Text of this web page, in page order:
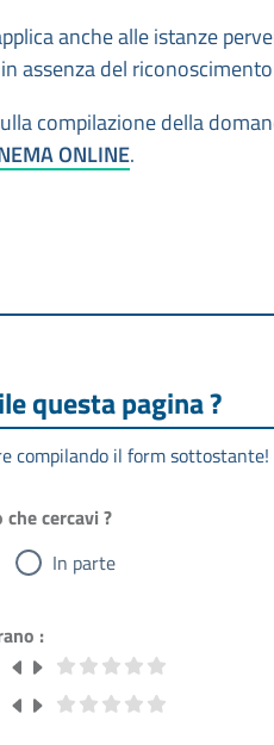
anche alle istanze
assenza del
compilazione della
ONLINE.
questa pagina ?
compilando il form sottostante!
cercavi ?
In parte
: